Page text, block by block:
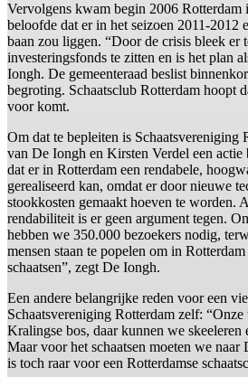
Vervolgens kwam begin 2006 Rotterdam
beloofde dat er in het seizoen 2011-2012
baan zou liggen. “Door de crisis bleek er
investeringsfonds te zitten en is het plan
Iongh. De gemeenteraad beslist
begroting. Schaatsclub Rotterdam hoopt
voor komt.
Om dat te bepleiten is Schaatsvereniging
van De Iongh en Kirsten Verdel een actie
dat er in Rotterdam een rendabele,
gerealiseerd kan, omdat er door nieuwe
stookkosten gemaakt hoeven te worden.
rendabiliteit is er geen argument tegen.
hebben we 350.000 bezoekers nodig,
mensen staan te popelen om in
schaatsen”, zegt De Iongh.
Een andere belangrijke reden voor een
Schaatsvereniging Rotterdam zelf:
Kralingse bos, daar kunnen we skeeleren
Maar voor het schaatsen moeten we
is toch raar voor een Rotterdamse